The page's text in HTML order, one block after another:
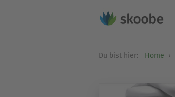
Du bist hier: Home